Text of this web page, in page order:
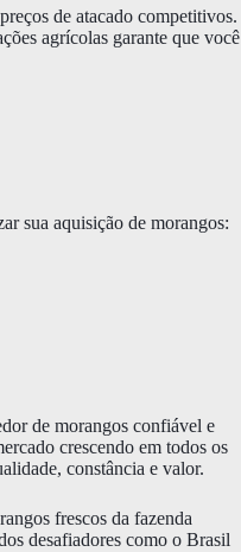
de atacado competitivos.
agrícolas garante que você
sua aquisição de morangos:
de morangos confiável e
crescendo em todos os
constância e valor.
frescos da fazenda
desafiadores como o Brasil